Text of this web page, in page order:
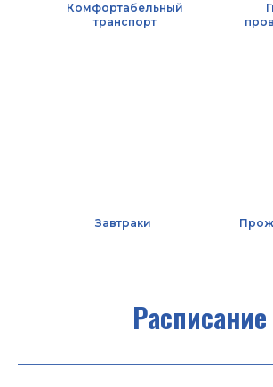
Завтраки
Комфортабельный
транспорт
Расписание